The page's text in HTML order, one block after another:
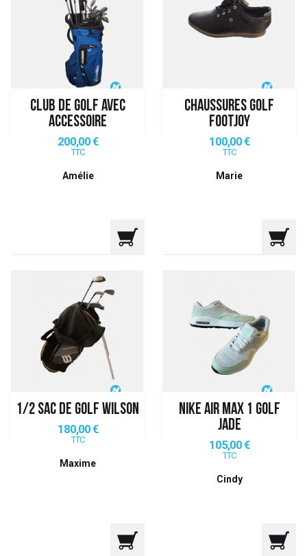
CLUB DE GOLF AVEC
ACCESSOIRE
Prix
200,00 €
TTC
Amélie
CHAUSSURES GOLF
FOOTJOY
Prix
100,00 €
TTC
Marie
1/2 SAC DE GOLF WILSON
Prix
180,00 €
TTC
Maxime
NIKE AIR MAX 1 GOLF
JADE
Prix
105,00 €
TTC
Cindy